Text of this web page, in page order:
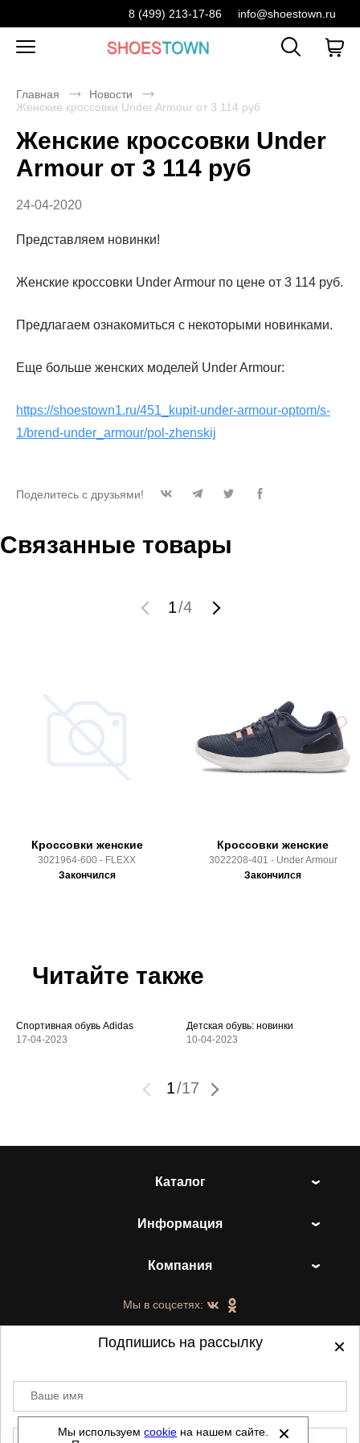
8 (499) 213-17-86 info@shoestown.ru
Главная
Новости
Женские кроссовки Under Armour от 3 114 руб
Женские кроссовки Under
Armour от 3 114 руб
24-04-2020
Представляем новинки!
Женские кроссовки Under Armour по цене от 3 114 руб.
Предлагаем ознакомиться с некоторыми новинками.
Еще больше женских моделей Under Armour:
https://shoestown1.ru/451_kupit-under-armour-optom/s-
1/brend-under_armour/pol-zhenskij
Поделитесь с друзьями!
Связанные товары
1/4
Кроссовки женские
3021964-600 - FLEXX
Закончился
Кроссовки женские
3022208-401 - Under Armour
Закончился
Читайте также
Спортивная обувь Adidas
17-04-2023
Детская обувь: новинки
10-04-2023
1/17
Каталог
Информация
Компания
Мы в соцсетях:
©2021-2026 - ShoesTown.ru - все права
защищены.
Мы используемcookie на нашем сайте.
Подпишись на рассылку
Ваше имя